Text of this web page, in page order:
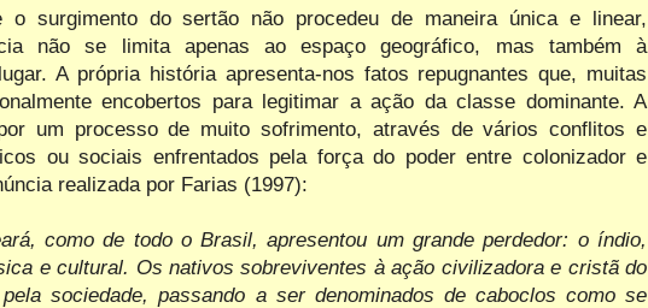
o surgimento do sertão não procedeu de maneira única e linear,
não se limita apenas ao espaço geográfico, mas também à
A própria história apresenta-nos fatos repugnantes que, muitas
encobertos para legitimar a ação da classe dominante. A
um processo de muito sofrimento, através de vários conflitos e
ou sociais enfrentados pela força do poder entre colonizador e
realizada por Farias (1997):
como de todo o Brasil, apresentou um grande perdedor: o índio,
e cultural. Os nativos sobreviventes à ação civilizadora e cristã do
pelasociedade, passando a ser denominados de caboclos como se